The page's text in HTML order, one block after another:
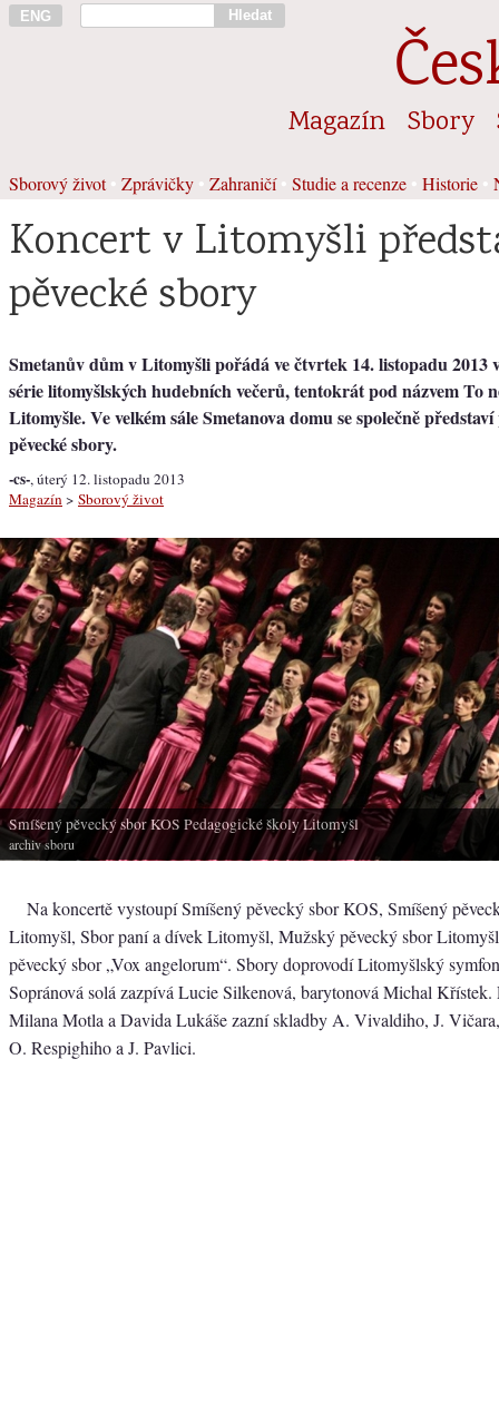
ENG Hledat
Magazín Sbory
Sborový život• Zprávičky Zahraničí• Studie a recenze Historie
Koncert v Litomyšli
pěvecké sbory
Smetanův dům v Litomyšli pořádá ve čtvrtek 14. listopadu 2013
série litomyšlských hudebních večerů, tentokrát pod názvem To
Litomyšle. Ve velkém sále Smetanova domu se společně
pěvecké sbory.
-cs-, úterý 12. listopadu 2013
Magazín > Sborový život
Smíšený pěvecký sbor KOS Pedagogické školy Litomyšl
archiv sboru
Na koncertě vystoupí Smíšený pěvecký sbor KOS, Smíšený
Litomyšl, Sbor paní a dívek Litomyšl, Mužský pěvecký sbor
pěvecký sbor „Vox angelorum“. Sbory doprovodí Litomyšlský
Sopránová solá zazpívá Lucie Silkenová, barytonová Michal Křístek.
Milana Motla a Davida Lukáše zazní skladby A. Vivaldiho, J.
O. Respighiho a J. Pavlici.